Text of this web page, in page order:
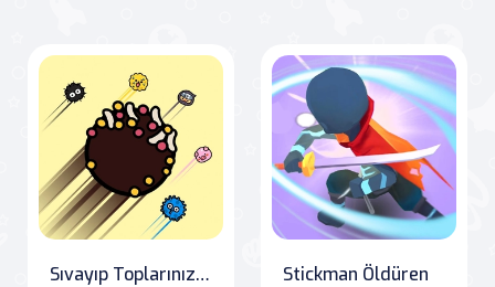
Sıvayıp Toplarınızı Yönetin! Stickman Öldüren